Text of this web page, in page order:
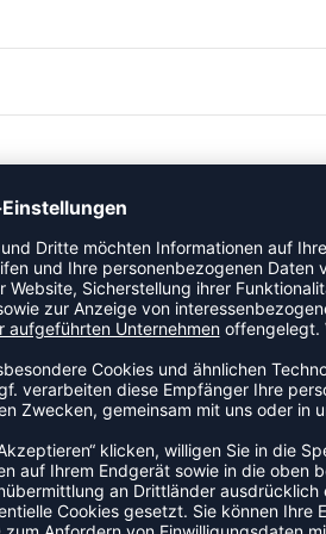
des Beachvolleyball Freizeitsports
sind mit einer starken Kettelnaht
Polypropylen in der Stärke 2,3
Netzgröße Sie auswählen. Das Netz
Leinen befestigt, die zur
Netzanlagen.
m